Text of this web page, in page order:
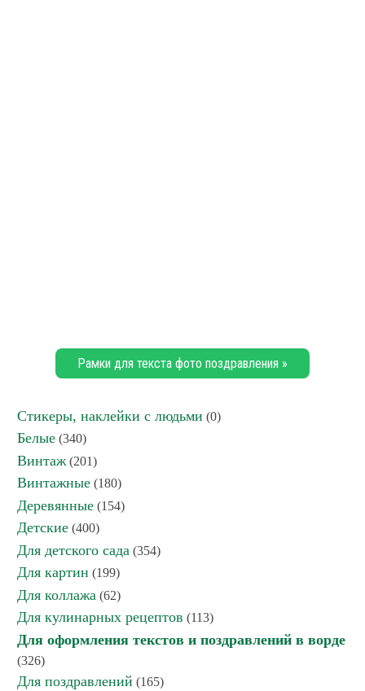
Рамки для текста фото поздравления »
Стикеры, наклейки с людьми (0)
Белые (340)
Винтаж (201)
Винтажные (180)
Деревянные (154)
Детские (400)
Для детского сада (354)
Для картин (199)
Для коллажа (62)
Для кулинарных рецептов (113)
Для оформления текстов и поздравлений в ворде
(326)
Для поздравлений (165)